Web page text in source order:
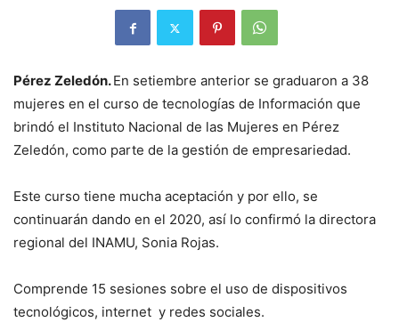
Pérez Zeledón.En setiembre anterior se graduaron a 38
mujeres en el curso de tecnologías de Información que
brindó el Instituto Nacional de las Mujeres en Pérez
Zeledón, como parte de la gestión de empresariedad.
Este curso tiene mucha aceptación y por ello, se
continuarán dando en el 2020, así lo confirmó la directora
regional del INAMU, Sonia Rojas.
Comprende 15 sesiones sobre el uso de dispositivos
tecnológicos, internet y redes sociales.